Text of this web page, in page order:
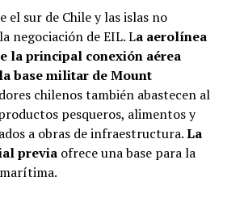
el sur de Chile y las islas no
negociación de EIL. La aerolínea
la principal conexión aérea
base militar de Mount
chilenos también abastecen al
pesqueros, alimentos y
a obras de infraestructura.La
previaofrece una base para la